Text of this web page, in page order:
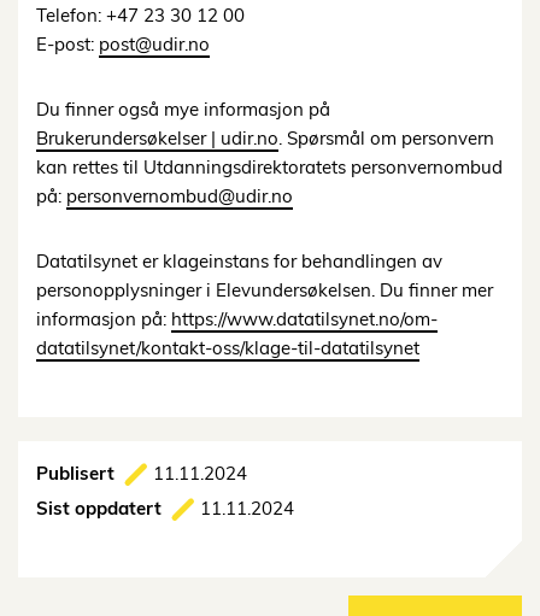
Telefon: +47 23 30 12 00
E-post: post@udir.no
Du finner også mye informasjon på
Brukerundersøkelser | udir.no. Spørsmål om personvern
kan rettes til Utdanningsdirektoratets personvernombud
på: personvernombud@udir.no
Datatilsynet er klageinstans for behandlingen av
personopplysninger i Elevundersøkelsen. Du finner mer
informasjon på: https://www.datatilsynet.no/om-
datatilsynet/kontakt-oss/klage-til-datatilsynet
Publisert
11.11.2024
Sist oppdatert
11.11.2024